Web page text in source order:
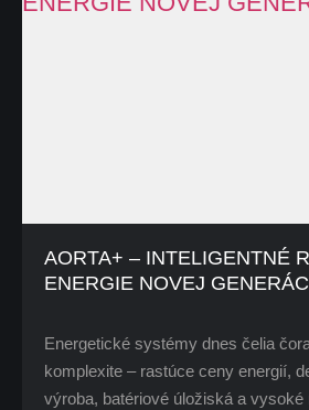
AORTA+ – INTELIGENTNÉ
ENERGIE NOVEJ
Energetické systémy dnes čelia
komplexite – rastúce ceny energií,
výroba, batériové úložiská a vysoké